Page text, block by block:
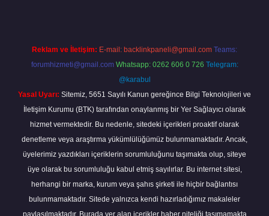
Reklam ve İletişim: E-mail: backlinkpaneli@gmail.com Teams:
forumhizmeti@gmail.com Whatsapp: 0262 606 0 726 Telegram:
@karabul
Yasal Uyarı: Sitemiz, 5651 Sayılı Kanun gereğince Bilgi Teknolojileri ve
İletişim Kurumu (BTK) tarafından onaylanmış bir Yer Sağlayıcı olarak
hizmet vermektedir. Bu nedenle, sitedeki içerikleri proaktif olarak
denetleme veya araştırma yükümlülüğümüz bulunmamaktadır. Ancak,
üyelerimiz yazdıkları içeriklerin sorumluluğunu taşımakta olup, siteye
üye olarak bu sorumluluğu kabul etmiş sayılırlar. Bu internet sitesi,
herhangi bir marka, kurum veya şahıs şirketi ile hiçbir bağlantısı
bulunmamaktadır. Sitede yalnızca kendi hazırladığımız makaleler
paylaşılmaktadır. Burada yer alan içerikler haber niteliği taşımamakta